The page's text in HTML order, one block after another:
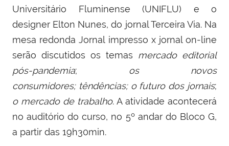
Universitário Fluminense (UNIFLU) e o
designer Elton Nunes, do jornal Terceira Via. Na
mesa redonda Jornal impresso x jornal on-line
serão discutidos os temas mercado editorial
pós-pandemia; os novos
consumidores; têndências; o futuro dos jornais;
o mercado de trabalho. A atividade acontecerá
no auditório do curso, no 5º andar do Bloco G,
a partir das 19h30min.